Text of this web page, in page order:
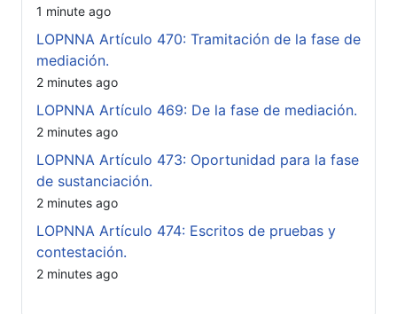
1 minute ago
LOPNNA Artículo 470: Tramitación de la fase de
mediación.
2 minutes ago
LOPNNA Artículo 469: De la fase de mediación.
2 minutes ago
LOPNNA Artículo 473: Oportunidad para la fase
de sustanciación.
2 minutes ago
LOPNNA Artículo 474: Escritos de pruebas y
contestación.
2 minutes ago